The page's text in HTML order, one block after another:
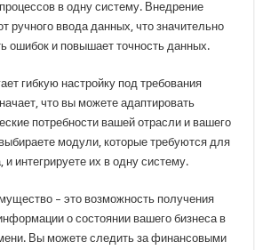
в одну систему. Внедрение
ручного ввода данных, что значительно
ошибок и повышает точность данных.
гибкую настройку под требования
что вы можете адаптировать
потребности вашей отрасли и вашего
модули, которые требуются для
и интегрируете их в одну систему.
– это возможность получения
о состоянии вашего бизнеса в
Вы можете следить за финансовыми